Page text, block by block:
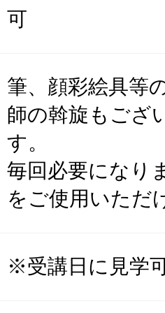
可
筆、顔彩絵具等
師の斡旋もござ
す。　　　　　
毎回必要になり
をご使用いただ
※受講日に見学